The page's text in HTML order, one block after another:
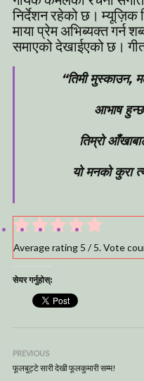
निर्देशन रहेको छ। म्यूज़िक
माया प्रेम अभिब्यक्त गर्न
समाएको देखाईएको छ।
“तिमी मुस्काउन,
आभाष
तिम्रो
यो मनको कुरा
Average rating 5 / 5. Vote
सेयर गर्नुहोस्:
PREVIOUS
फूलबुट्टे सारी देखी फूलकुमारी सम्म!